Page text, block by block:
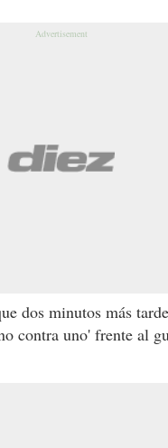
dos minutos más
contra uno' frente al